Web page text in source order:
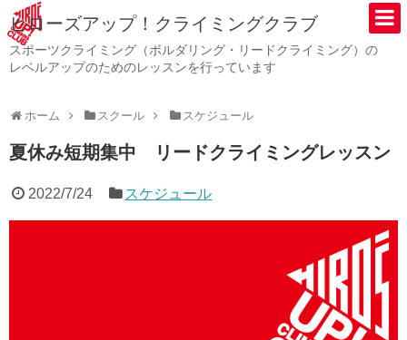
ヒローズアップ！クライミングクラブ
スポーツクライミング（ボルダリング・リードクライミング）の
レベルアップのためのレッスンを行っています
ホーム スクール スケジュール
夏休み短期集中 リードクライミングレッスン
2022/7/24 スケジュール